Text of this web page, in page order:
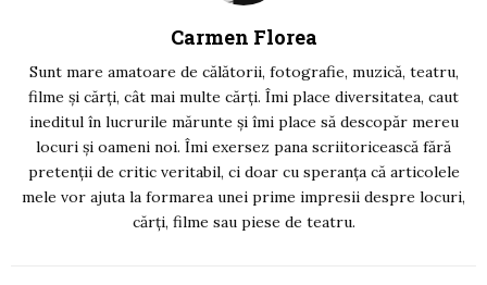
Carmen Florea
Sunt mare amatoare de călătorii, fotografie, muzică, teatru,
filme și cărți, cât mai multe cărți. Îmi place diversitatea, caut
ineditul în lucrurile mărunte și îmi place să descopăr mereu
locuri și oameni noi. Îmi exersez pana scriitoricească fără
pretenții de critic veritabil, ci doar cu speranța că articolele
mele vor ajuta la formarea unei prime impresii despre locuri,
cărți, filme sau piese de teatru.